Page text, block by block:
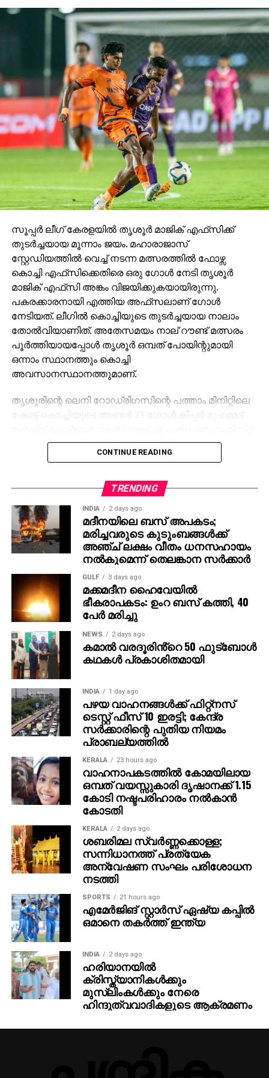
സൂപ്പര്‍ കപ്പ് ഫുട്ബാളിന്റെ ചരിത്രത്തിലാദ്യമായി
സെമി ഫൈനലില്‍ കടക്കാനുള്ള അവസരമാണ്
ബ്ലാസ്റ്റേഴ്‌സ് നഷ്ടപ്പെടുത്തിയത്. ആദ്യ രണ്ട്
മത്സരങ്ങളില്‍ യഥാക്രമം രാജസ്ഥാന്‍
യുനൈറ്റഡിനെയും സ്‌പോര്‍ട്ടിങ് ഡല്‍ഹിയെയും
ബ്ലാസ്റ്റേഴ്‌സ് തോല്‍പിച്ചിരുന്നു.
സൂപ്പര്‍ ലീഗ് കേരളയില്‍ തൃശൂര്‍ മാജിക് എഫ്‌സിക്ക്
തുടര്‍ച്ചയായ മൂന്നാം ജയം. മഹാരാജാസ്
സ്റ്റേഡിയത്തില്‍ വെച്ച് നടന്ന മത്സരത്തില്‍ ഫോഴ്സ
കൊച്ചി എഫ്‌സിക്കെതിരെ ഒരു ഗോള്‍ നേടി തൃശൂര്‍
മാജിക് എഫ്‌സി അങ്കം വിജയിക്കുകയായിരുന്നു.
പകരക്കാരനായി എത്തിയ അഫ്‌സലാണ് ഗോള്‍
നേടിയത്. ലീഗില്‍ കൊച്ചിയുടെ തുടര്‍ച്ചയായ നാലാം
തോല്‍വിയാണിത്. അതേസമയം നാല് റൗണ്ട് മത്സരം
പൂര്‍ത്തിയായപ്പോള്‍ തൃശൂര്‍ ഒമ്പത് പോയിന്റുമായി
ഒന്നാം സ്ഥാനത്തും കൊച്ചി
അവസാനസ്ഥാനത്തുമാണ്.
തൃശൂരിന്റെ ലെനി റോഡ്രിഗസിന്റെ പത്താം മിനിറ്റിലെ
ഷോട്ട് കൊച്ചിയുടെ അണ്ടര്‍ 23 ഗോള്‍ കീപ്പര്‍ മുഹമ്മദ്
തികയും മുന്‍പ് കൊച്ചിയുടെ സ്പാനിഷ് താരം റാമോണ്‍
ഗാര്‍ഷ്യ പരിക്കേറ്റ് പുറത്തിറങ്ങി. പകരക്കാരനായി
താരത്തിന്റെ 25ാം മിനിറ്റില്‍ താഴ്ന്നുവന്ന ഷോട്ട് തൃശൂര്‍
ഗോളി കമാലുദ്ധീന്‍ തടുത്തു. 32ാം മിനിറ്റില്‍ ഫ്രീകിക്കിന്
പിന്നാലെ ലഭിച്ച പന്ത് ലെനി റോഡ്രിഗസ് പോസ്റ്റിലേക്ക്
തൊടുത്തു വിട്ടെങ്കിലും കൊച്ചി കീപ്പര്‍ മുര്‍ഷിദ് ക്രോസ്
ബാറിന് മുകളിലൂടെ തട്ടി. മാര്‍ക്കസ് ജോസഫിന്റെ
ക്ലോസ് റെയിഞ്ച് ഹെഡ്ഡറും മുര്‍ഷിദ് തടുത്തു.
എന്നാല്‍ ഇവാന്‍ മാര്‍ക്കോവിച്ചിനെ പിന്‍വലിച്ച തൃശൂര്‍
ഉമാശങ്കറിനെ രണ്ടാം പകുതിയുടെ തുടക്കത്തില്‍
കൊണ്ടുവന്നു. 51ാം മിനിറ്റില്‍ എസ് കെ ഫയാസ്
വലതുവിങില്‍ നിന്ന് നല്‍കിയ ക്രോസിന് മാര്‍ക്കസ്
ജോസഫ് തലവെച്ചെങ്കിലും ക്രോസ് ബാറിന്
മുകളിലൂടെ പുറത്തേക്ക് പോയി. സജീഷിനെ പിന്‍വലിച്ച
കൊച്ചി നിജോ ഗില്‍ബര്‍ട്ടിനും എസ്‌കെ ഫായാസിന്
പകരം തൃശൂര്‍ ഫൈസല്‍ അലിക്കും അവസരം നല്‍കി.
80ാം മിനിറ്റില്‍ കൊച്ചിയുടെ മുഷറഫിനെ ഫൗള്‍ ചെയ്ത
ബിബിന്‍ അജയന് മഞ്ഞക്കാര്‍ഡ് ലഭിച്ചു.
എന്നാല്‍ 90ാം മിനിറ്റില്‍ തൃശൂര്‍ വിജയഗോള്‍
നേടുകയായിരുന്നു. 1-0 ന് തൃശൂര്‍ മാജിക് എഫ്‌സിക്ക്
മിന്നും വിജയം നേടാനായി.
CONTINUE READING
TRENDING
INDIA 2 days ago
മദീനയിലെ ബസ് അപകടം;
മരിച്ചവരുടെ കുടുംബങ്ങള്‍ക്ക്
അഞ്ച് ലക്ഷം വീതം ധനസഹായം
നല്‍കുമെന്ന് തെലങ്കാന സര്‍ക്കാര്‍
GULF 3 days ago
മക്കമദീന ഹൈവേയില്‍
ഭീകരാപകടം: ഉംറ ബസ് കത്തി, 40
പേര്‍ മരിച്ചു
NEWS 2 days ago
കമാൽ വരദൂരിൻ്റെ 50 ഫുട്ബോൾ
കഥകൾ പ്രകാശിതമായി
INDIA 1 day ago
പഴയ വാഹനങ്ങള്‍ക്ക് ഫിറ്റ്‌നസ്
ടെസ്റ്റ് ഫീസ് 10 ഇരട്ടി; കേന്ദ്ര
സര്‍ക്കാരിന്റെ പുതിയ നിയമം
പ്രാബല്യത്തില്‍
KERALA 23 hours ago
വാഹനാപകടത്തില്‍ കോമയിലായ
ഒമ്പത് വയസ്സുകാരി ദൃഷാനക്ക് 1.15
കോടി നഷ്ടപരിഹാരം നല്‍കാന്‍
കോടതി
KERALA 2 days ago
ശബരിമല സ്വര്‍ണ്ണക്കൊള്ള;
സന്നിധാനത്ത് പ്രത്യേക
അന്വേഷണ സംഘം പരിശോധന
നടത്തി
SPORTS 21 hours ago
എമേര്‍ജിങ് സ്റ്റാര്‍സ് ഏഷ്യ കപ്പില്‍
ഒമാനെ തകര്‍ത്ത് ഇന്ത്യ
INDIA 2 days ago
ഹരിയാനയില്‍
ക്രിസ്ത്യാനികള്‍ക്കും
മുസ്‌ലിംകള്‍ക്കും നേരെ
ഹിന്ദുത്വവാദികളുടെ ആക്രമണം